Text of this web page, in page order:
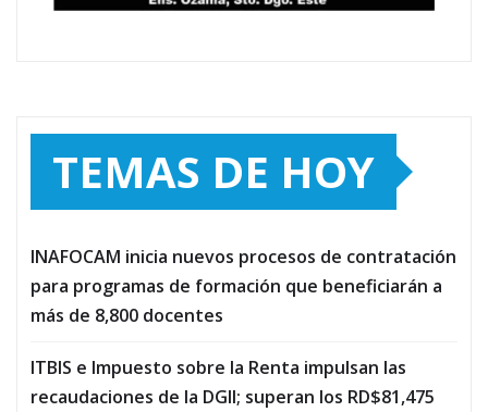
TEMAS DE HOY
INAFOCAM inicia nuevos procesos de contratación
para programas de formación que beneficiarán a
más de 8,800 docentes
ITBIS e Impuesto sobre la Renta impulsan las
recaudaciones de la DGII; superan los RD$81,475